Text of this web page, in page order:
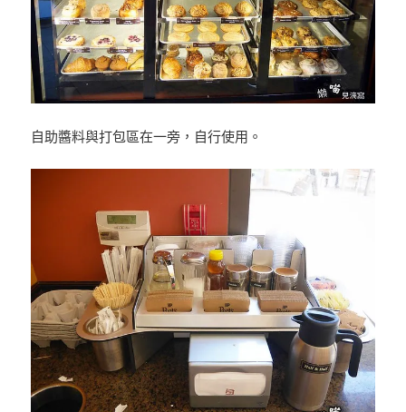
自助醬料與打包區在一旁，自行使用。